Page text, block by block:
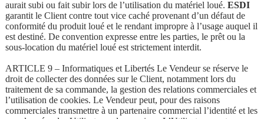
aurait subi ou fait subir lors de l’utilisation du matériel loué. ESDI
garantit le Client contre tout vice caché provenant d’un défaut de
conformité du produit loué et le rendant impropre à l’usage auquel il
est destiné. De convention expresse entre les parties, le prêt ou la
sous-location du matériel loué est strictement interdit.
ARTICLE 9 – Informatiques et Libertés Le Vendeur se réserve le
droit de collecter des données sur le Client, notamment lors du
traitement de sa commande, la gestion des relations commerciales et
l’utilisation de cookies. Le Vendeur peut, pour des raisons
commerciales transmettre à un partenaire commercial l’identité et les